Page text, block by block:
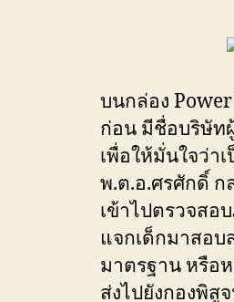
บนกล่อง
ก่อน มีชื่อบริษัท
เพื่อให้มั่นใจว่า
พ.ต.อ.ศรศักดิ์
เข้าไปตรวจสอ
แจกเด็กมาสอ
มาตรฐาน หรือ
ส่งไปยังกองพิสู